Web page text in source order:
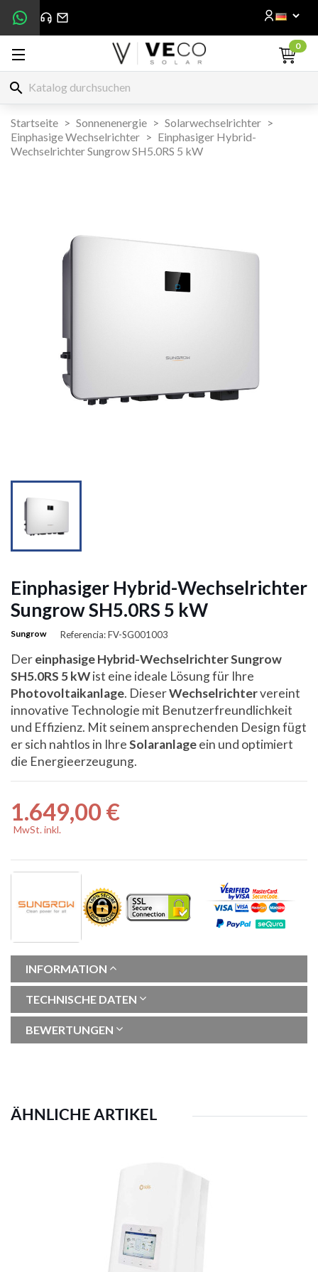
0
search
Startseite Sonnenenergie
Solarwechselrichter
Einphasige Wechselrichter
Einphasiger Hybrid-
Wechselrichter Sungrow SH5.0RS 5 kW
Einphasiger Hybrid-Wechselrichter
Sungrow SH5.0RS 5 kW
Sungrow Referencia: FV-SG001003
Dereinphasige Hybrid-Wechselrichter Sungrow
SH5.0RS 5 kWist eine ideale Lösung für Ihre
Photovoltaikanlage. DieserWechselrichtervereint
innovative Technologie mit Benutzerfreundlichkeit
und Effizienz. Mit seinem ansprechenden Design fügt
er sich nahtlos in IhreSolaranlageein und optimiert
die Energieerzeugung.
1.649,00 €
MwSt. inkl.
INFORMATION
TECHNISCHE DATEN
BEWERTUNGEN
ÄHNLICHE ARTIKEL